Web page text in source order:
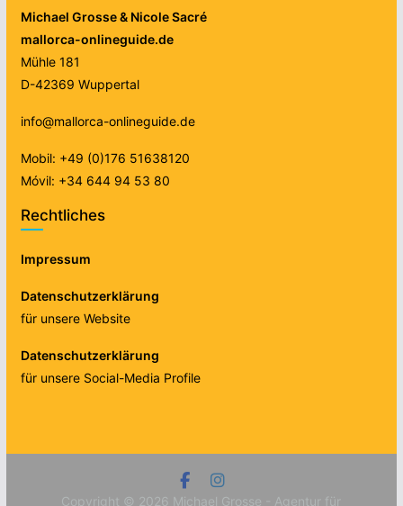
Michael Grosse & Nicole Sacré
mallorca-onlineguide.de
Mühle 181
D-42369 Wuppertal
info@mallorca-onlineguide.de
Mobil: +49 (0)176 51638120
Móvil: +34 644 94 53 80
Rechtliches
Impressum
Datenschutzerklärung
für unsere Website
Datenschutzerklärung
für unsere Social-Media Profile
Copyright © 2026 Michael Grosse - Agentur für